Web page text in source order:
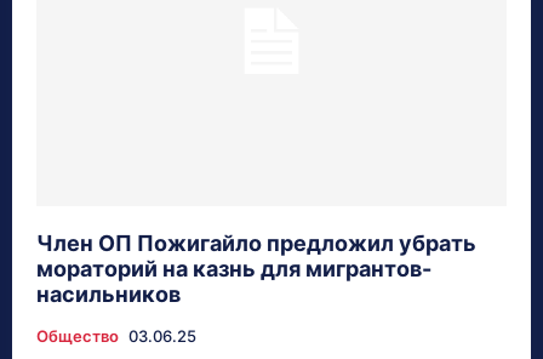
Член ОП Пожигайло предложил убрать
мораторий на казнь для мигрантов-
насильников
Общество 03.06.25